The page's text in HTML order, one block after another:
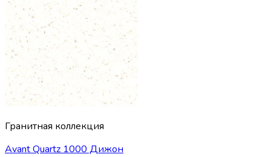
Гранитная коллекция
Avant Quartz 1000 Дижон